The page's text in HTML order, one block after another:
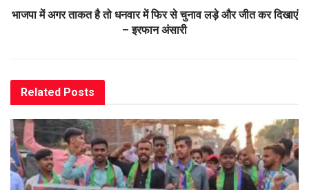
भाजपा में अगर ताकत है तो धनवार में फिर से चुनाव लड़े और जीत कर दिखाएं
– इरफान अंसारी
Related Posts